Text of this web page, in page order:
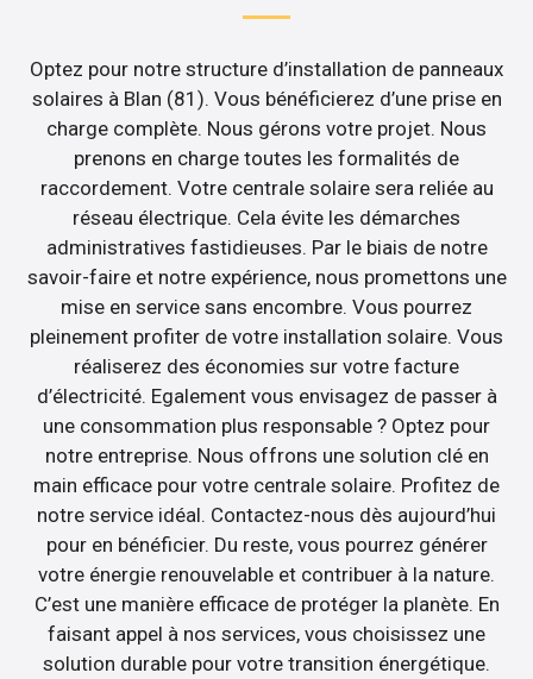
Optez pour notre structure d’installation de panneaux
solaires à Blan (81). Vous bénéficierez d’une prise en
charge complète. Nous gérons votre projet. Nous
prenons en charge toutes les formalités de
raccordement. Votre centrale solaire sera reliée au
réseau électrique. Cela évite les démarches
administratives fastidieuses. Par le biais de notre
savoir-faire et notre expérience, nous promettons une
mise en service sans encombre. Vous pourrez
pleinement profiter de votre installation solaire. Vous
réaliserez des économies sur votre facture
d’électricité. Egalement vous envisagez de passer à
une consommation plus responsable ? Optez pour
notre entreprise. Nous offrons une solution clé en
main efficace pour votre centrale solaire. Profitez de
notre service idéal. Contactez-nous dès aujourd’hui
pour en bénéficier. Du reste, vous pourrez générer
votre énergie renouvelable et contribuer à la nature.
C’est une manière efficace de protéger la planète. En
faisant appel à nos services, vous choisissez une
solution durable pour votre transition énergétique.